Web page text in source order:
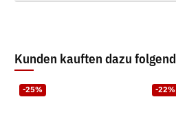
Kunden kauften dazu
-25% -22%